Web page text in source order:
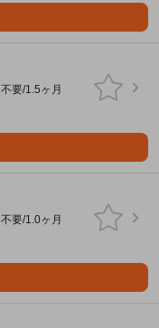
不要/1.5ヶ月
不要/1.0ヶ月